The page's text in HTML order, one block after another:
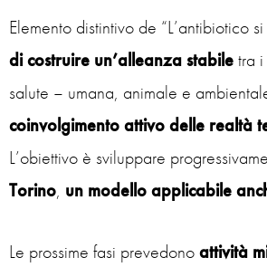
Elemento distintivo de “L’antibiotico
di costruire un’alleanza stabiletra
salute – umana, animale e
coinvolgimento attivo delle realtà
L’obiettivo è sviluppare
Torino, un modello applicabile
Le prossime fasi prevedonoattività